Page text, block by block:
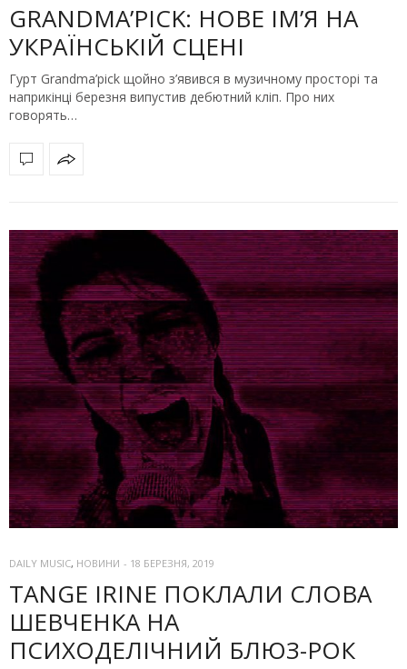
GRANDMA’PICK: НОВЕ ІМ’Я НА
УКРАЇНСЬКІЙ СЦЕНІ
Гурт Grandma’pick щойно з’явився в музичному просторі та
наприкінці березня випустив дебютний кліп. Про них
говорять…
DAILY MUSIC, НОВИНИ - 18 БЕРЕЗНЯ, 2019
TANGE IRINE ПОКЛАЛИ СЛОВА
ШЕВЧЕНКА НА
ПСИХОДЕЛІЧНИЙ БЛЮЗ-РОК